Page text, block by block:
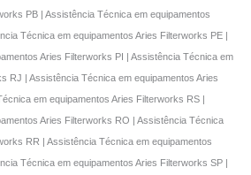
PB | Assistência Técnica em equipamentos
Técnica em equipamentos Aries Filterworks PE |
Aries Filterworks PI | Assistência Técnica em
RJ | Assistência Técnica em equipamentos Aries
em equipamentos Aries Filterworks RS |
Aries Filterworks RO | Assistência Técnica
RR | Assistência Técnica em equipamentos
Técnica em equipamentos Aries Filterworks SP |